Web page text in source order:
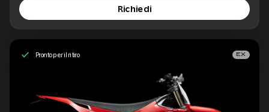
Richiedi
Pronto per il ritiro EX